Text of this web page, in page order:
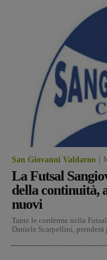
San Giovanni Valdarno
La Futsal
della continuità,
nuovi
Tante le conferme nella
Daniele Scarpellini, prenderà